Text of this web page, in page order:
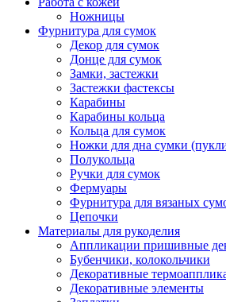
Ножницы
Фурнитура для сумок
Декор для сумок
Донце для сумок
Замки, застежки
Застежки фастексы
Карабины
Карабины кольца
Кольца для сумок
Ножки для дна сумки
Полукольца
Ручки для сумок
Фермуары
Фурнитура для вязаных
Цепочки
Материалы для рукоделия
Аппликации пришивные
Бубенчики, колокольчики
Декоративные
Декоративные элементы